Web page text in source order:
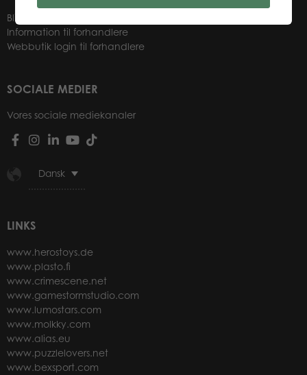
Bliv forhandler
Information til forhandlere
Webbutik login til forhandlere
SOCIALE MEDIER
Vores sociale mediekanaler
Dansk
LINKS
www.herostoys.de
www.plasto.fi
www.crimescene.net
www.gamestormstudio.com
www.lumostars.com
www.molkky.com
www.alias.eu
www.puzzlelovers.net
www.bexsport.com